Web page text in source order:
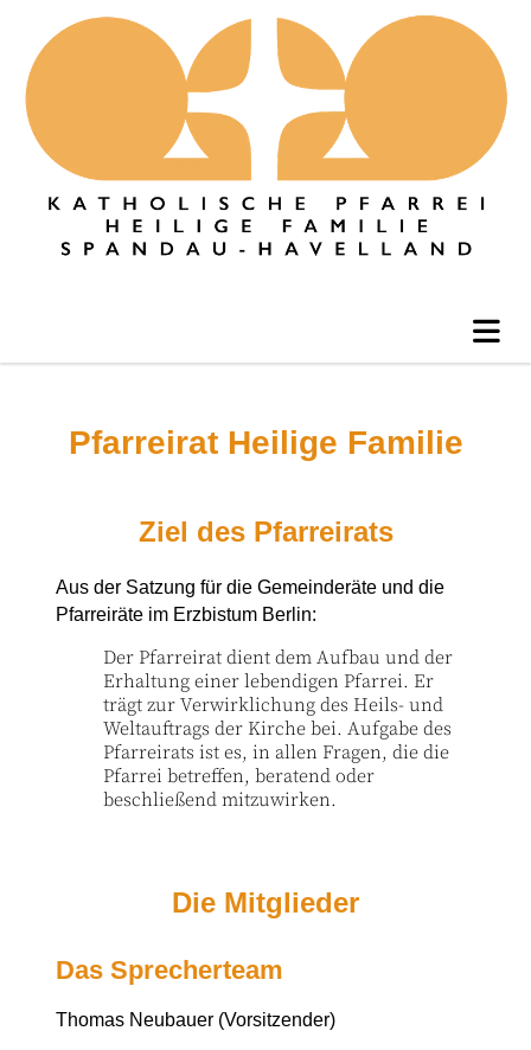
Pfarreirat Heilige Familie
Ziel des Pfarreirats
Aus der Satzung für die Gemeinderäte und die
Pfarreiräte im Erzbistum Berlin:
Der Pfarreirat dient dem Aufbau und der
Erhaltung einer lebendigen Pfarrei. Er
trägt zur Verwirklichung des Heils- und
Weltauftrags der Kirche bei. Aufgabe des
Pfarreirats ist es, in allen Fragen, die die
Pfarrei betreffen, beratend oder
beschließend mitzuwirken.
Die Mitglieder
Das Sprecherteam
Thomas Neubauer (Vorsitzender)